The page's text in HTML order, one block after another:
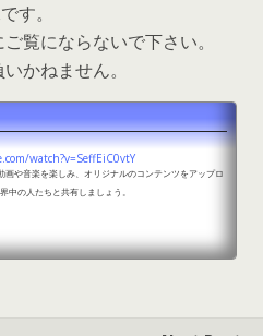
す。
覧にならないで下さい。
かねません。
watch?v=SeffEiC0vtY
や音楽を楽しみ、オリジナルのコンテンツをアップロ
中の人たちと共有しましょう。